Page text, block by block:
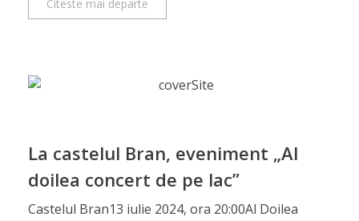
Citeste mai departe
La castelul Bran, eveniment „Al
doilea concert de pe lac”
Castelul Bran13 iulie 2024, ora 20:00Al Doilea